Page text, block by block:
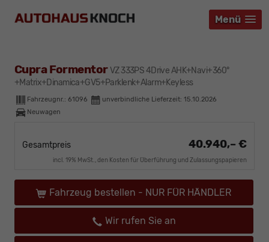
Menü
Menü
Menü
Cupra FormentorVZ 333PS 4Drive AHK+Navi+360°
+Matrix+Dinamica+GV5+Parklenk+Alarm+Keyless
Fahrzeugnr.: 61096 unverbindliche Lieferzeit: 15.10.2026
Neuwagen
Gesamtpreis 40.940,– €
incl. 19% MwSt., den Kosten für Überführung und Zulassungspapieren
Fahrzeug bestellen - NUR FÜR HÄNDLER
Wir rufen Sie an